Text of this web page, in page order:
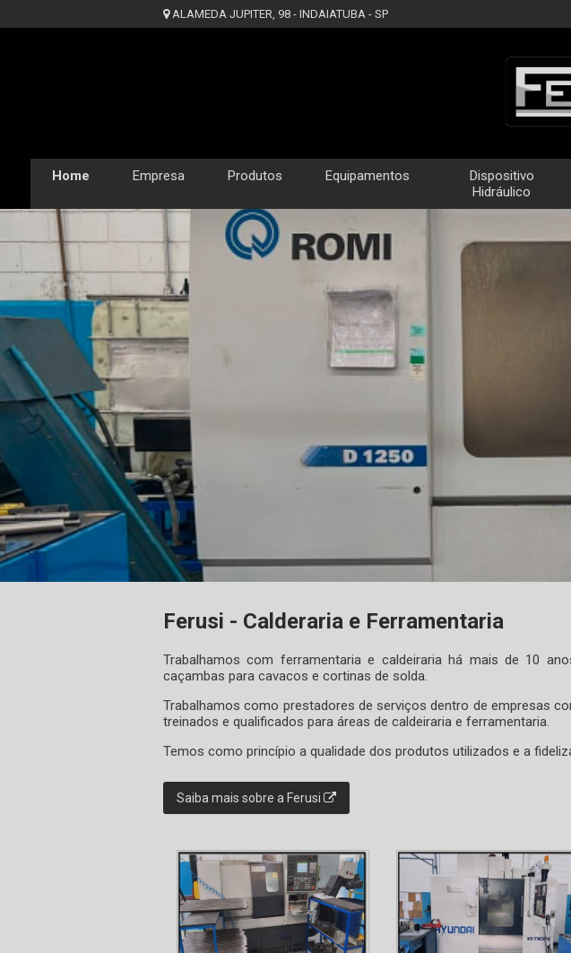
ALAMEDA JUPITER, 98 - INDAIATUBA - SP
Home Empresa Produtos Equipamentos
Dispositivo
Hidráulico
Equipamentos
Ferusi - Calderaria e Ferramentaria
Trabalhamos com ferramentaria e caldeiraria há mais de 10
caçambas para cavacos e cortinas de solda.
Trabalhamos como prestadores de serviços dentro de empresas
treinados e qualificados para áreas de caldeiraria e ferramentaria.
Temos como princípio a qualidade dos produtos utilizados e a
Saiba mais sobre a Ferusi